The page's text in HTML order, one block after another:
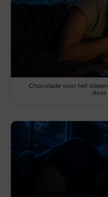
Chocolade voor het
door